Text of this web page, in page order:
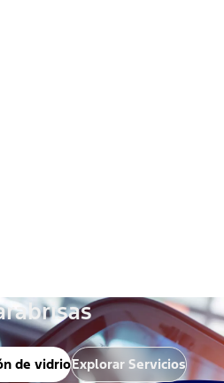
de vidrioExplorar Servicios